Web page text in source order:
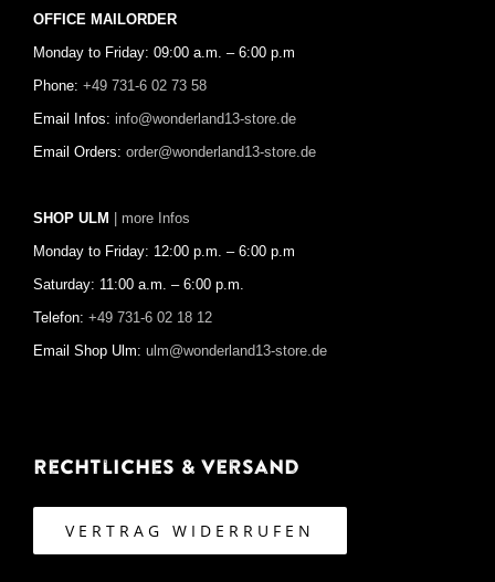
OFFICE MAILORDER
Monday to Friday: 09:00 a.m. – 6:00 p.m
Phone: +49 731-6 02 73 58
Email Infos: info@wonderland13-store.de
Email Orders: order@wonderland13-store.de
SHOP ULM | more Infos
Monday to Friday: 12:00 p.m. – 6:00 p.m
Saturday: 11:00 a.m. – 6:00 p.m.
Telefon: +49 731-6 02 18 12
Email Shop Ulm: ulm@wonderland13-store.de
Rechtliches & Versand
VERTRAG WIDERRUFEN